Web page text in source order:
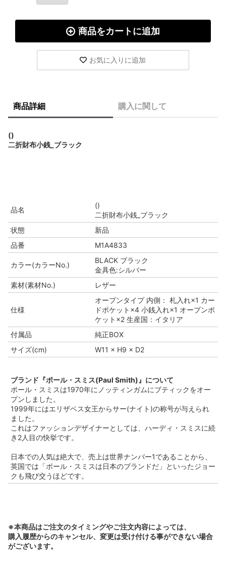
商品をカートに追加
お気に入りに追加
商品詳細 購入に関して
()
二折財布小銭_ブラック
品名
()
二折財布小銭_ブラック
状態
新品
品番
M1A4833
カラー(カラーNo.)
BLACK ブラック
金具色:シルバー
素材(素材No.)
レザー
仕様
オープンタイプ 内側： 札入れ×1 カー
ドポケット×4 小銭入れ×1 オープンポ
ケット×2 生産国：イタリア
付属品
純正BOX
サイズ(cm)
W11 × H9 × D2
ブランド『ポール・スミス(Paul Smith)』について
ポール・スミスは1970年にノッティンガムにブティックをオー
プンしました。
1999年にはエリザベス女王からサー(ナイト)の称号が与えられ
ました。
これはファッションデザイナーとしては、ハーディ・スミスに続
き2人目の快挙です。
日本での人気は絶大で、売上は世界ナンバー1であることから、
英国では「ポール・スミスは日本のブランドだ」といったジョー
クも飛び交うほどです。
※本商品はご注文のタイミングやご注文内容によっては、
購入履歴からのキャンセル、変更は受け付ける事ができない場合
がございます。